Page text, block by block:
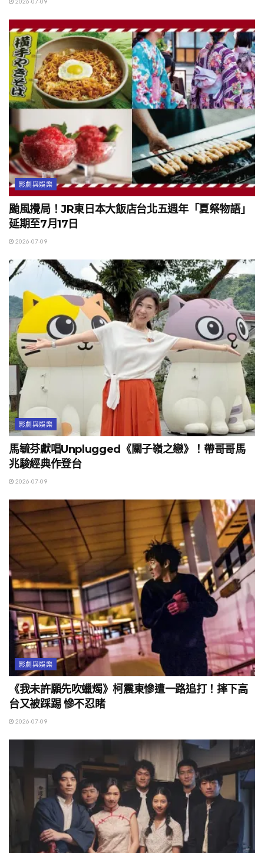
影劇與娛樂
颱風攪局！JR東日本大飯店台北五週年「夏祭物語」
延期至7月17日
2026-07-09
影劇與娛樂
馬毓芬獻唱Unplugged《關子嶺之戀》！帶哥哥馬
兆駿經典作登台
2026-07-09
影劇與娛樂
《我未許願先吹蠟燭》柯震東慘遭一路追打！摔下高
台又被踩踢 慘不忍睹
2026-07-09